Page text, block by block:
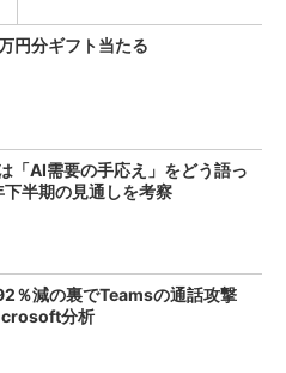
円分ギフト当たる
「AI需要の手応え」をどう語っ
半期の見通しを考察
％減の裏でTeamsの通話攻撃
分析